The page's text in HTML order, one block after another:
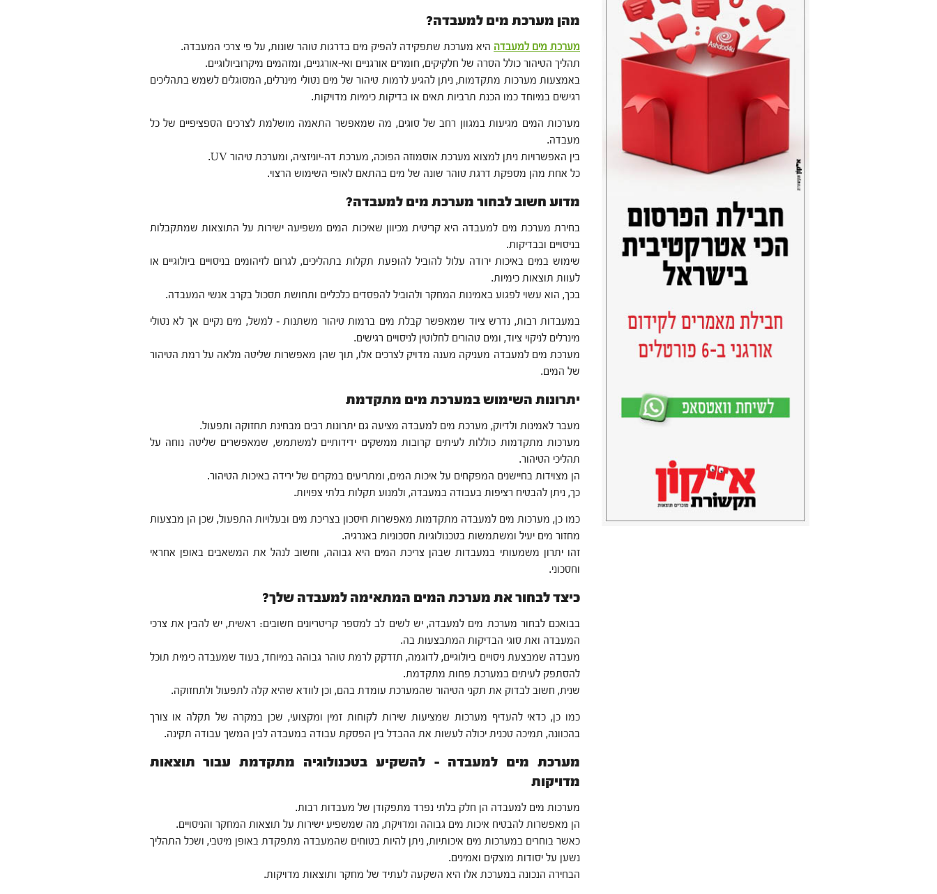
מהן מערכת מים למעבדה?
מערכת מים למעבדה היא מערכת שתפקידה להפיק מים בדרגות טוהר שונות, על פי צרכי המעבדה.
תהליך הטיהור כולל הסרה של חלקיקים, חומרים אורגניים ואי-אורגניים, ומזהמים מיקרוביולוגיים.
באמצעות מערכות מתקדמות, ניתן להגיע לרמות טיהור של מים נטולי מינרלים, המסוגלים לשמש בתהליכים
רגישים במיוחד כמו הכנת תרביות תאים או בדיקות כימיות מדויקות.
מערכות המים מגיעות במגוון רחב של סוגים, מה שמאפשר התאמה מושלמת לצרכים הספציפיים של כל
מעבדה.
בין האפשרויות ניתן למצוא מערכת אוסמוזה הפוכה, מערכת דה-יוניזציה, ומערכת טיהור UV.
כל אחת מהן מספקת דרגת טוהר שונה של מים בהתאם לאופי השימוש הרצוי.
מדוע חשוב לבחור מערכת מים למעבדה?
בחירת מערכת מים למעבדה היא קריטית מכיוון שאיכות המים משפיעה ישירות על התוצאות שמתקבלות
בניסויים ובבדיקות.
שימוש במים באיכות ירודה עלול להוביל להופעת תקלות בתהליכים, לגרום לזיהומים בניסויים ביולוגיים או
לעוות תוצאות כימיות.
בכך, הוא עשוי לפגוע באמינות המחקר ולהוביל להפסדים כלכליים ותחושת תסכול בקרב אנשי המעבדה.
במעבדות רבות, נדרש ציוד שמאפשר קבלת מים ברמות טיהור משתנות – למשל, מים נקיים אך לא נטולי
מינרלים לניקוי ציוד, ומים טהורים לחלוטין לניסויים רגישים.
מערכת מים למעבדה מעניקה מענה מדויק לצרכים אלו, תוך שהן מאפשרות שליטה מלאה על רמת הטיהור
של המים.
יתרונות השימוש במערכת מים מתקדמת
מעבר לאמינות ולדיוק, מערכת מים למעבדה מציעה גם יתרונות רבים מבחינת תחזוקה ותפעול.
מערכות מתקדמות כוללות לעיתים קרובות ממשקים ידידותיים למשתמש, שמאפשרים שליטה נוחה על
תהליכי הטיהור.
הן מצוידות בחיישנים המפקחים על איכות המים, ומתריעים במקרים של ירידה באיכות הטיהור.
כך, ניתן להבטיח רציפות בעבודה במעבדה, ולמנוע תקלות בלתי צפויות.
כמו כן, מערכות מים למעבדה מתקדמות מאפשרות חיסכון בצריכת מים ובעלויות התפעול, שכן הן מבצעות
מחזור מים יעיל ומשתמשות בטכנולוגיות חסכוניות באנרגיה.
זהו יתרון משמעותי במעבדות שבהן צריכת המים היא גבוהה, וחשוב לנהל את המשאבים באופן אחראי
וחסכוני.
כיצד לבחור את מערכת המים המתאימה למעבדה שלך?
בבואכם לבחור מערכת מים למעבדה, יש לשים לב למספר קריטריונים חשובים: ראשית, יש להבין את צרכי
המעבדה ואת סוגי הבדיקות המתבצעות בה.
מעבדה שמבצעת ניסויים ביולוגיים, לדוגמה, תזדקק לרמת טוהר גבוהה במיוחד, בעוד שמעבדה כימית תוכל
להסתפק לעיתים במערכת פחות מתקדמת.
שנית, חשוב לבדוק את תקני הטיהור שהמערכת עומדת בהם, וכן לוודא שהיא קלה לתפעול ולתחזוקה.
כמו כן, כדאי להעדיף מערכות שמציעות שירות לקוחות זמין ומקצועי, שכן במקרה של תקלה או צורך
בהכוונה, תמיכה טכנית יכולה לעשות את ההבדל בין הפסקת עבודה במעבדה לבין המשך עבודה תקינה.
מערכת מים למעבדה – להשקיע בטכנולוגיה מתקדמת עבור תוצאות
מדויקות
מערכות מים למעבדה הן חלק בלתי נפרד מתפקודן של מעבדות רבות.
הן מאפשרות להבטיח איכות מים גבוהה ומדויקת, מה שמשפיע ישירות על תוצאות המחקר והניסויים.
כאשר בוחרים במערכות מים איכותיות, ניתן להיות בטוחים שהמעבדה מתפקדת באופן מיטבי, ושכל התהליך
נשען על יסודות מוצקים ואמינים.
הבחירה הנכונה במערכת אלו היא השקעה לעתיד של מחקר ותוצאות מדויקות.